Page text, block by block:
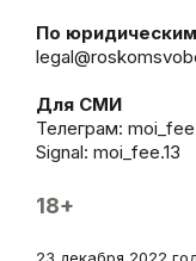
По
Для СМИ
Телеграм: moi_fee
Signal: moi_fee.13
18+
23 декабря 2022